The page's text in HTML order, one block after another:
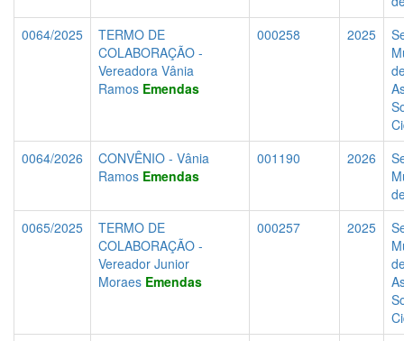
0064/2025
TERMO DE
COLABORAÇÃO -
Vereadora Vânia
Ramos Emendas
000258 2025
0064/2026
CONVÊNIO - Vânia
Ramos Emendas
001190 2026
0065/2025
TERMO DE
COLABORAÇÃO -
Vereador Junior
Moraes Emendas
000257 2025